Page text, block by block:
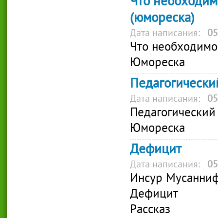
(юмореска)
Дата написания:
Что
Юмореска
Дата написания:
Юмореска
Дефицит
Дата написания:
Инсур
Дефицит
Рассказ